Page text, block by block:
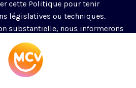
cette Politique pour tenir
législatives ou techniques.
substantielle, nous informerons
par tout moyen approprié (e-
sur le site...).
à tout moment sur